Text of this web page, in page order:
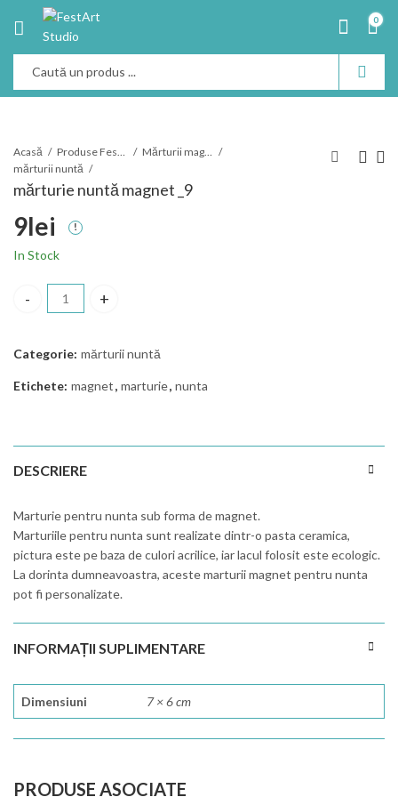
0
Acasă Produse Festart
Mărturii magnet
mărturii nuntă
mărturie nuntă magnet _9
9lei
In Stock
mărturie nuntă magnet _9 cantitate
Categorie: mărturii nuntă
Etichete: magnet, marturie, nunta
DESCRIERE
Marturie pentru nunta sub forma de magnet.
Marturiile pentru nunta sunt realizate dintr-o pasta ceramica,
pictura este pe baza de culori acrilice, iar lacul folosit este ecologic.
La dorinta dumneavoastra, aceste marturii magnet pentru nunta
pot fi personalizate.
INFORMAȚII SUPLIMENTARE
Dimensiuni 7 × 6 cm
PRODUSE ASOCIATE